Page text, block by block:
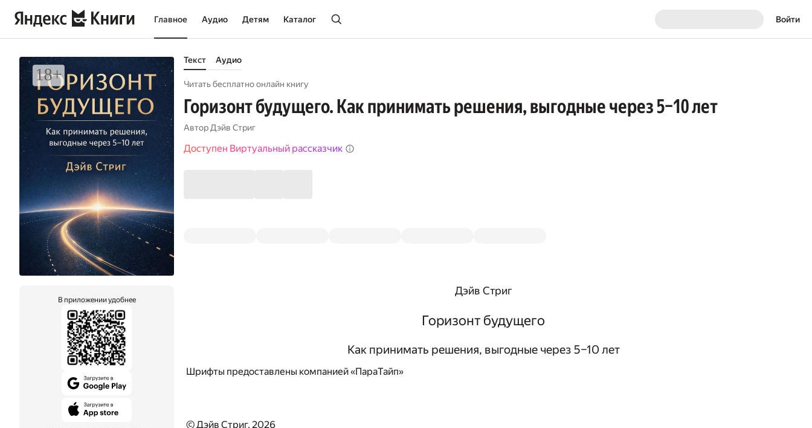
Главное Аудио Детям Каталог Войти
В приложении удобнее
Текст Аудио
Читать бесплатно онлайн книгу
Горизонт будущего. Как принимать решения, выгодные через 5–10 лет
Автор Дэйв Стриг
Доступен Виртуальный рассказчик
Дэйв Стриг
Горизонт будущего
Как принимать решения, выгодные через 5–10 лет
Шрифты предоставлены компанией «ПараТайп»
© Дэйв Стриг, 2026